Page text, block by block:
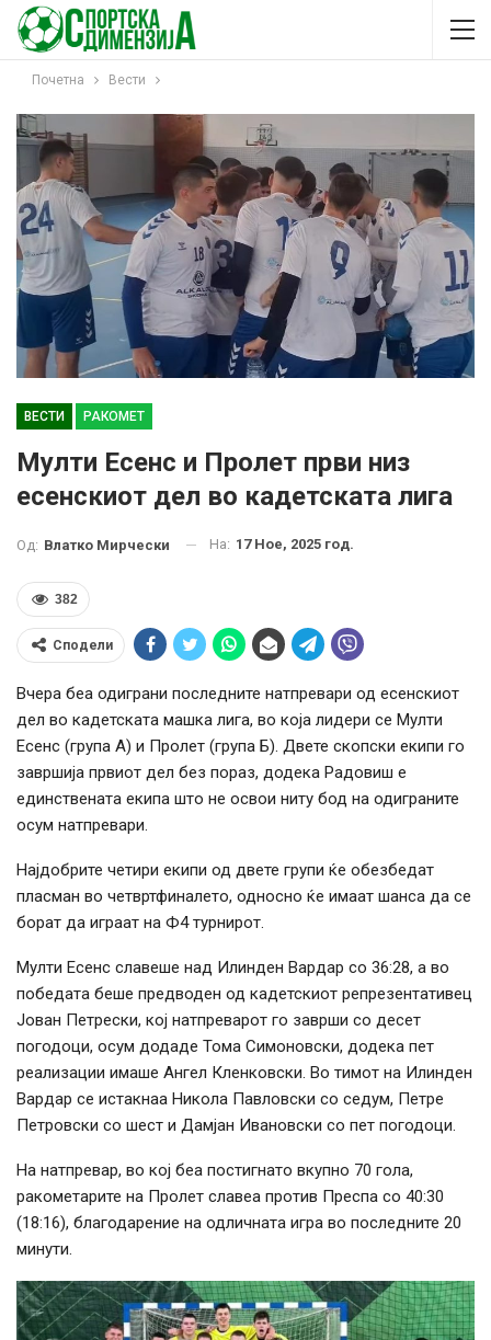
Почетна Вести
ВЕСТИ РАКОМЕТ
Мулти Есенс и Пролет први низ
есенскиот дел во кадетската лига
Од: Влатко Мирчески На: 17 Ное, 2025 год.
382
Сподели
Вчера беа одиграни последните натпревари од есенскиот
дел во кадетската машка лига, во која лидери се Мулти
Есенс (група А) и Пролет (група Б). Двете скопски екипи го
завршија првиот дел без пораз, додека Радовиш е
единствената екипа што не освои ниту бод на одиграните
осум натпревари.
Најдобрите четири екипи од двете групи ќе обезбедат
пласман во четвртфиналето, односно ќе имаат шанса да се
борат да играат на Ф4 турнирот.
Мулти Есенс славеше над Илинден Вардар со 36:28, а во
победата беше предводен од кадетскиот репрезентативец
Јован Петрески, кој натпреварот го заврши со десет
погодоци, осум додаде Тома Симоновски, додека пет
реализации имаше Ангел Кленковски. Во тимот на Илинден
Вардар се истакнаа Никола Павловски со седум, Петре
Петровски со шест и Дамјан Ивановски со пет погодоци.
На натпревар, во кој беа постигнато вкупно 70 гола,
ракометарите на Пролет славеа против Преспа со 40:30
(18:16), благодарение на одличната игра во последните 20
минути.